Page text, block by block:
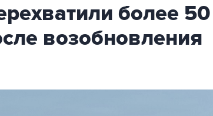
более 50
возобновления